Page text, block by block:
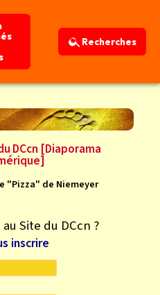
Recherches
Recherches
DCcn [Diaporama
"Pizza" de Niemeyer
Site du DCcn ?
inscrire